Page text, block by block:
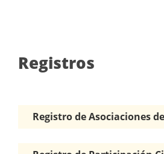
Registros
Registro de Asociaciones